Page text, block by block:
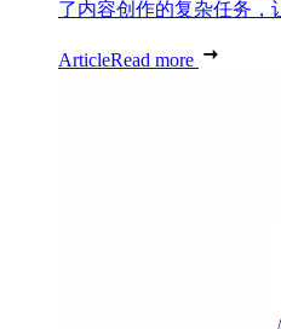
了内容创作的复杂任务，
ArticleRead more